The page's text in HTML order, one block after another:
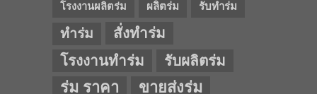
โรงงานผลิตร่ม ผลิตร่ม รับทำร่ม
ทำร่ม
สั่งทำร่ม
โรงงานทำร่ม
รับผลิตร่ม
ร่ม ราคา ขายส่งร่ม